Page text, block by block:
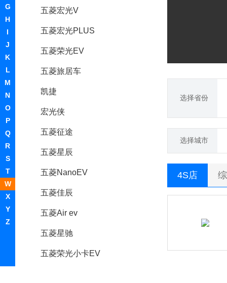
G
H
I
J
K
L
M
N
O
P
Q
R
S
T
W
X
Y
Z
五菱宏光V
五菱宏光PLUS
五菱荣光EV
五菱旅居车
凯捷
宏光侠
五菱征途
五菱星辰
五菱NanoEV
五菱佳辰
五菱Air ev
五菱星驰
五菱荣光小卡EV
选择省份
选择城市
4S店